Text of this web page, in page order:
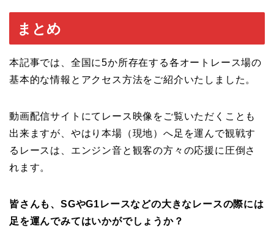
まとめ
本記事では、全国に5か所存在する各オートレース場の
基本的な情報とアクセス方法をご紹介いたしました。
動画配信サイトにてレース映像をご覧いただくことも
出来ますが、やはり本場（現地）へ足を運んで観戦す
るレースは、エンジン音と観客の方々の応援に圧倒さ
れます。
皆さんも、SGやG1レースなどの大きなレースの際には
足を運んでみてはいかがでしょうか？